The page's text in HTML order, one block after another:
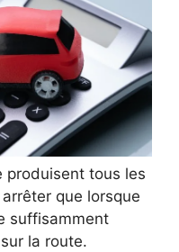
produisent tous les
que lorsque
suffisamment
la route.